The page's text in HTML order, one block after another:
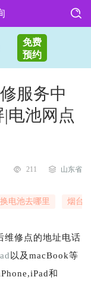
免费
预约
服务中
|电池网点
211 山东省
电池去哪里 烟台
维修点的地址电话
以及macBook等
和